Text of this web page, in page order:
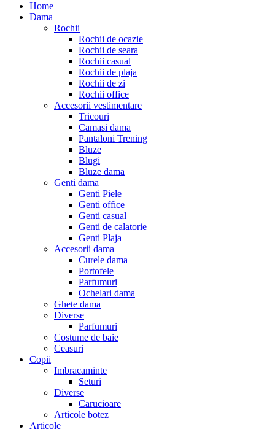
Home
Dama
Rochii
Rochii de ocazie
Rochii de seara
Rochii casual
Rochii de plaja
Rochii de zi
Rochii office
Accesorii vestimentare
Tricouri
Camasi dama
Pantaloni Trening
Bluze
Blugi
Bluze dama
Genti dama
Genti Piele
Genti office
Genti casual
Genti de calatorie
Genti Plaja
Accesorii dama
Curele dama
Portofele
Parfumuri
Ochelari dama
Ghete dama
Diverse
Parfumuri
Costume de baie
Ceasuri
Copii
Imbracaminte
Seturi
Diverse
Carucioare
Articole botez
Articole